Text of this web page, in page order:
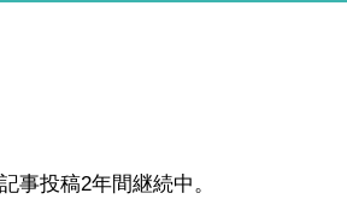
事投稿2年間継続中。